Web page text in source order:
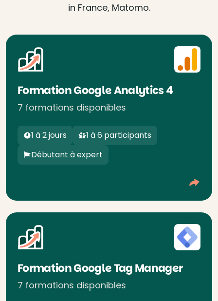
in France, Matomo.
Formation Google Analytics 4
7 formations disponibles
1 à 2 jours
1 à 6 participants
Débutant à expert
Formation Google Tag Manager
7 formations disponibles